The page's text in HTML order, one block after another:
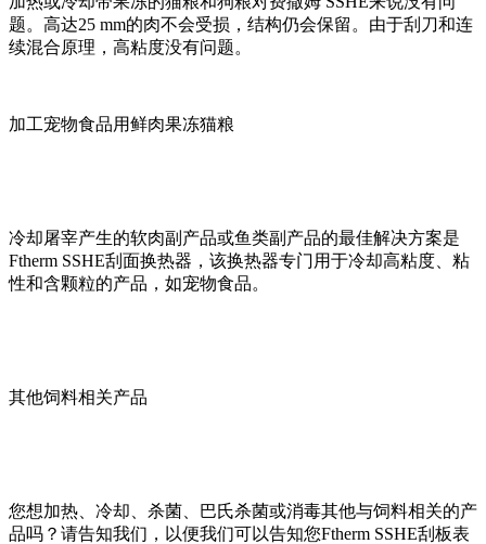
题。高达25 mm的肉不会受损，结构仍会保留。由于刮刀和连
续混合原理，高粘度没有问题。
加工宠物食品用鲜肉果冻猫粮
冷却屠宰产生的软肉副产品或鱼类副产品的最佳解决方案是
Ftherm SSHE刮面换热器，该换热器专门用于冷却高粘度、粘
性和含颗粒的产品，如宠物食品。
其他饲料相关产品
您想加热、冷却、杀菌、巴氏杀菌或消毒其他与饲料相关的产
品吗？请告知我们，以便我们可以告知您Ftherm SSHE刮板表